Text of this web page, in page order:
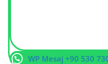
WP Mesaj +90 530